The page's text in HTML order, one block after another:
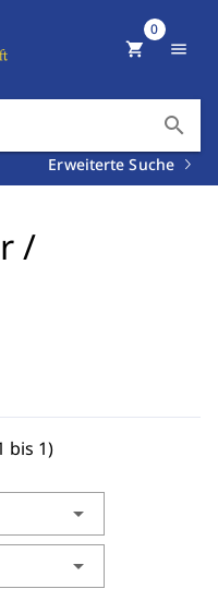
search
Erweiterte Suche
shopping_cart
0
menu
/
bis 1)
arrow_drop_down
arrow_drop_down